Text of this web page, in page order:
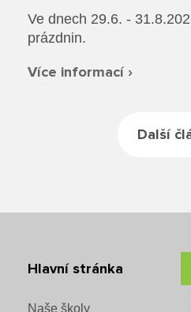
Ve dnech 29.6. -
prázdnin.
Více informací ›
Další
Hlavní stránka
Naše školy